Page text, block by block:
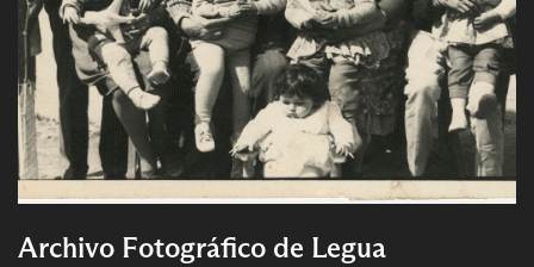
Archivo Fotográfico de Legua